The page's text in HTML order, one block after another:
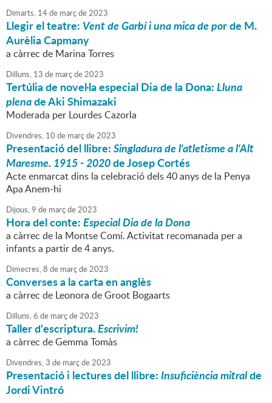
Dimarts, 14de marçde2023
Llegir el teatre: Vent de Garbí i una mica de por de M.
Aurèlia Capmany
a càrrec de Marina Torres
Dilluns, 13 de marçde2023
Tertúlia de novel·la especial Dia de la Dona:Lluna
plenade Aki Shimazaki
Moderada per Lourdes Cazorla
Divendres, 10 de marçde2023
Presentació del llibre:Singladura de l'atletisme a l'Alt
Maresme. 1915 - 2020de Josep Cortés
Acte enmarcat dins la celebració dels 40 anys de la Penya
Apa Anem-hi
Dijous,9 de marçde2023
Hora del conte:Especial Dia de la Dona
a càrrec de la Montse Comí. Activitat recomanada per a
infants a partir de 4 anys.
Dimecres,8 de marçde2023
Converses a la carta en anglès
a càrrec de Leonora de Groot Bogaarts
Dilluns,6 de marçde2023
Taller d'escriptura.Escrivim!
a càrrec de Gemma Tomàs
Divendres,3 de marçde2023
Presentació i lectures del llibre:Insuficiència mitralde
Jordi Vintró